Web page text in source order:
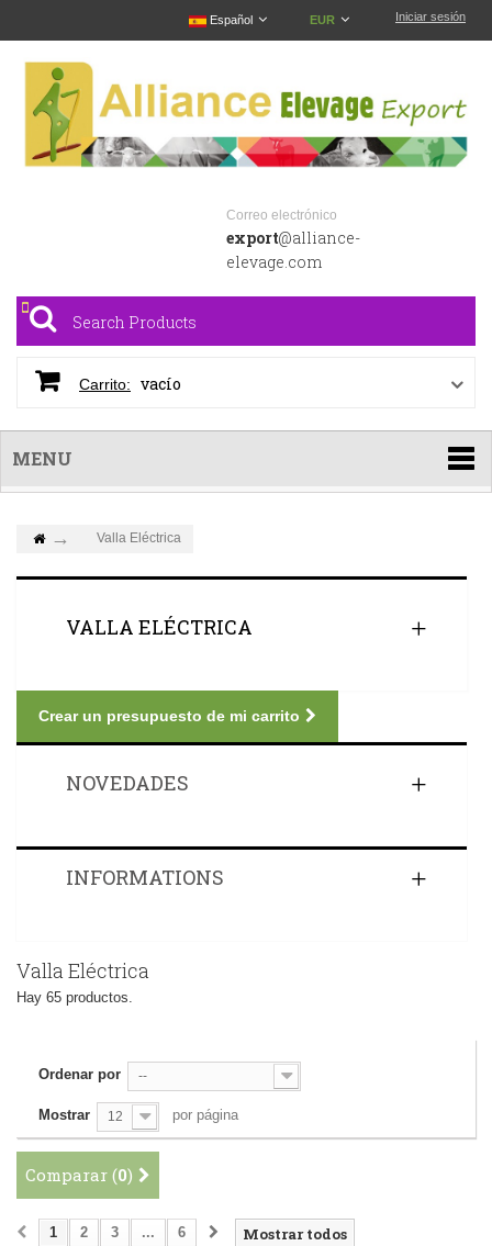
Iniciar sesión
EUR
Español
Correo electrónico
export@alliance-
elevage.com
Carrito: vacío
MENU
Valla Eléctrica
VALLA ELÉCTRICA
Crear un presupuesto de mi carrito
NOVEDADES
INFORMATIONS
Valla Eléctrica
Hay 65 productos.
Ordenar por --
Mostrar 12 por página
Comparar (0)
Mostrar todos
1 2 3 ... 6